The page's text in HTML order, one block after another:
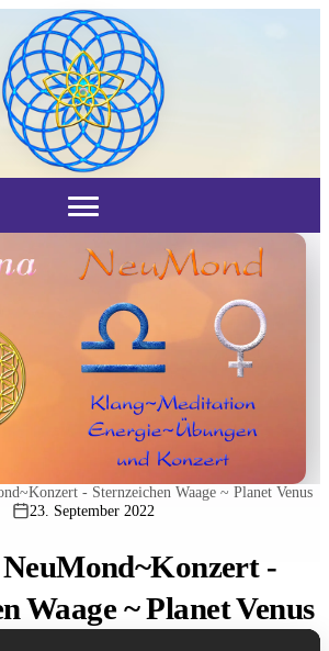
- Sternzeichen Waage ~ Planet Venus
23. September 2022
NeuMond~Konzert -
Waage ~ Planet Venus